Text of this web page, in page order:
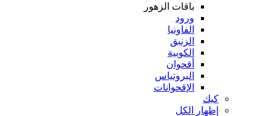
باقات الزهور
ورود
الفاونيا
الزنبق
الكوبية
أقحوان
البروتياس
الإقحوانات
كيك
إظهار الكل